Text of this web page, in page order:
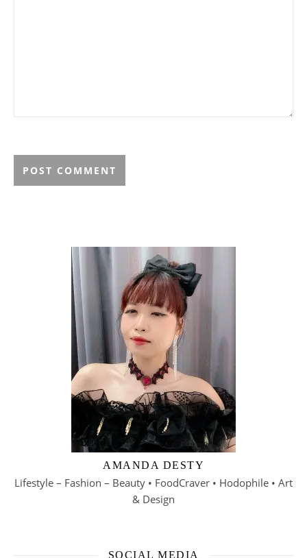
AMANDA DESTY
Lifestyle – Fashion – Beauty • FoodCraver • Hodophile • Art
& Design
SOCIAL MEDIA